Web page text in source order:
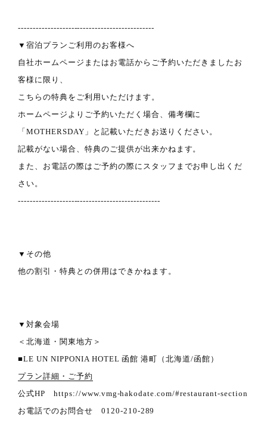
‐‐‐‐‐‐‐‐‐‐‐‐‐‐‐‐‐‐‐‐‐‐‐‐‐‐‐‐‐‐‐‐‐‐‐‐‐‐‐‐‐‐‐‐‐‐
▼宿泊プランご利用のお客様へ
自社ホームページまたはお電話からご予約いただきましたお
客様に限り、
こちらの特典をご利用いただけます。
ホームページよりご予約いただく場合、備考欄に
「MOTHERSDAY」と記載いただきお送りください。
記載がない場合、特典のご提供が出来かねます。
また、お電話の際はご予約の際にスタッフまでお申し出くだ
さい。
‐‐‐‐‐‐‐‐‐‐‐‐‐‐‐‐‐‐‐‐‐‐‐‐‐‐‐‐‐‐‐‐‐‐‐‐‐‐‐‐‐‐‐‐‐‐‐‐
▼その他
他の割引・特典との併用はできかねます。
▼対象会場
＜北海道・関東地方＞
■LE UN NIPPONIA HOTEL 函館 港町（北海道/函館）
プラン詳細・ご予約
公式HP https://www.vmg-hakodate.com/#restaurant-section
お電話でのお問合せ 0120-210-289